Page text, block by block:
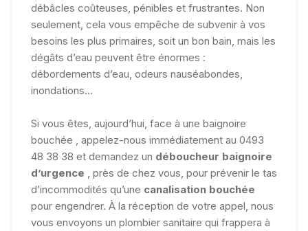
débâcles coûteuses, pénibles et frustrantes. Non
seulement, cela vous empêche de subvenir à vos
besoins les plus primaires, soit un bon bain, mais les
dégâts d’eau peuvent être énormes :
débordements d’eau, odeurs nauséabondes,
inondations...
Si vous êtes, aujourd’hui, face à une baignoire
bouchée , appelez-nous immédiatement au 0493
48 38 38 et demandez un déboucheur baignoire
d’urgence
, près de chez vous, pour prévenir le tas
d’incommodités qu’une canalisation bouchée
pour engendrer. À la réception de votre appel, nous
vous envoyons un plombier sanitaire qui frappera à